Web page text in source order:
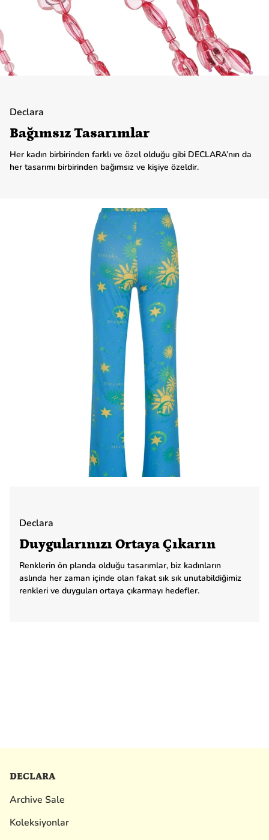
Declara
Bağımsız Tasarımlar
Her kadın birbirinden farklı ve özel olduğu gibi DECLARA’nın da
her tasarımı birbirinden bağımsız ve kişiye özeldir.
Declara
Duygularınızı Ortaya Çıkarın
Renklerin ön planda olduğu tasarımlar, biz kadınların
aslında her zaman içinde olan fakat sık sık unutabildiğimiz
renkleri ve duyguları ortaya çıkarmayı hedefler.
DECLARA
Archive Sale
Koleksiyonlar